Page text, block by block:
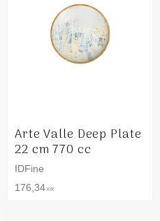
Arte Valle Deep Plate
22 cm 770 cc
IDFine
176,34 KR